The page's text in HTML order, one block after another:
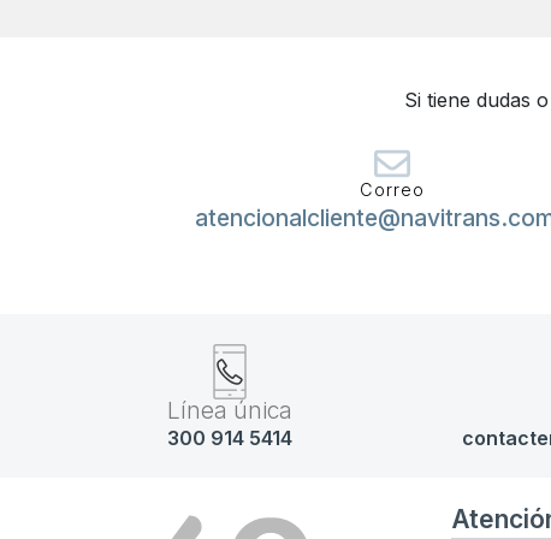
Si tiene dudas
Correo
Línea única
300 914 5414